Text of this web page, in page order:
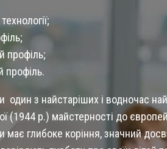
профіль;
профіль.
один з найстаріших і водночас
(1944 р.) майстерності до
має глибоке коріння, значний